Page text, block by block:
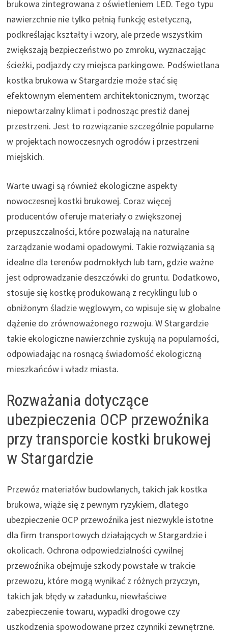
brukowa zintegrowana z oświetleniem LED. Tego typu
nawierzchnie nie tylko pełnią funkcję estetyczną,
podkreślając kształty i wzory, ale przede wszystkim
zwiększają bezpieczeństwo po zmroku, wyznaczając
ścieżki, podjazdy czy miejsca parkingowe. Podświetlana
kostka brukowa w Stargardzie może stać się
efektownym elementem architektonicznym, tworząc
niepowtarzalny klimat i podnosząc prestiż danej
przestrzeni. Jest to rozwiązanie szczególnie popularne
w projektach nowoczesnych ogrodów i przestrzeni
miejskich.
Warte uwagi są również ekologiczne aspekty
nowoczesnej kostki brukowej. Coraz więcej
producentów oferuje materiały o zwiększonej
przepuszczalności, które pozwalają na naturalne
zarządzanie wodami opadowymi. Takie rozwiązania są
idealne dla terenów podmokłych lub tam, gdzie ważne
jest odprowadzanie deszczówki do gruntu. Dodatkowo,
stosuje się kostkę produkowaną z recyklingu lub o
obniżonym śladzie węglowym, co wpisuje się w globalne
dążenie do zrównoważonego rozwoju. W Stargardzie
takie ekologiczne nawierzchnie zyskują na popularności,
odpowiadając na rosnącą świadomość ekologiczną
mieszkańców i władz miasta.
Rozważania dotyczące
ubezpieczenia OCP przewoźnika
przy transporcie kostki brukowej
w Stargardzie
Przewóz materiałów budowlanych, takich jak kostka
brukowa, wiąże się z pewnym ryzykiem, dlatego
ubezpieczenie OCP przewoźnika jest niezwykle istotne
dla firm transportowych działających w Stargardzie i
okolicach. Ochrona odpowiedzialności cywilnej
przewoźnika obejmuje szkody powstałe w trakcie
przewozu, które mogą wynikać z różnych przyczyn,
takich jak błędy w załadunku, niewłaściwe
zabezpieczenie towaru, wypadki drogowe czy
uszkodzenia spowodowane przez czynniki zewnętrzne.